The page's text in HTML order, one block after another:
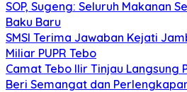
SOP, Sugeng: Seluruh Makanan
Baku Baru
SMSI Terima Jawaban Kejati
Miliar PUPR Tebo
Camat Tebo Ilir Tinjau Langsung
Beri Semangat dan